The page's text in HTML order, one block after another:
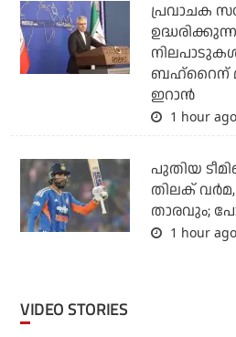
പ്രവാചക
ബഹ്‌റൈന്
ഇറാന്‍
1 hour ago
പുതിയ
തിലക് വര്‍മ,
താരവും;
1 hour ago
VIDEO STORIES